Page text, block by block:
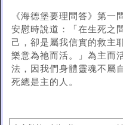
《海德堡要理問答》第一
安慰時說道：「在生死之
己，卻是屬我信實的救
樂意為祂而活。」為主而
法，因我們身體靈魂不屬
死總是主的人。